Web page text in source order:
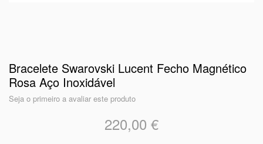
Bracelete Swarovski Lucent Fecho Magnético
Rosa Aço Inoxidável
Seja o primeiro a avaliar este produto
220,00 €